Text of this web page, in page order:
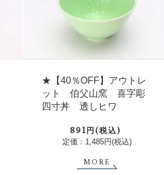
★【40％OFF】アウトレ
ット 伯父山窯 喜字彫
四寸丼 透しヒワ
891円(税込)
定価：1,485円(税込)
MORE